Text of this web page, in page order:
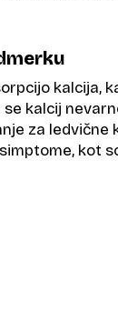
kalcija,
kalcij
za ledvične
kot